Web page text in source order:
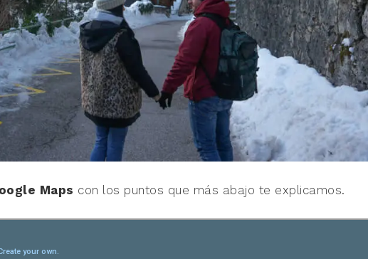
Maps con los puntos que más abajo te explicamos.